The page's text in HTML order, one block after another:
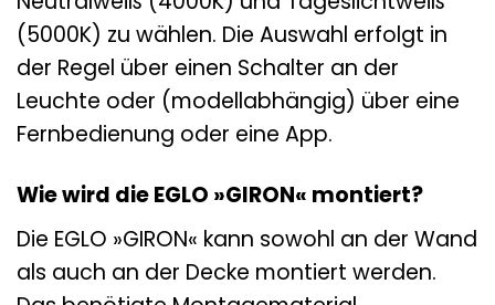
(5000K) zu wählen. Die Auswahl erfolgt in
der Regel über einen Schalter an der
Leuchte oder (modellabhängig) über eine
Fernbedienung oder eine App.
Wie wird die EGLO »GIRON« montiert?
Die EGLO »GIRON« kann sowohl an der Wand
als auch an der Decke montiert werden.